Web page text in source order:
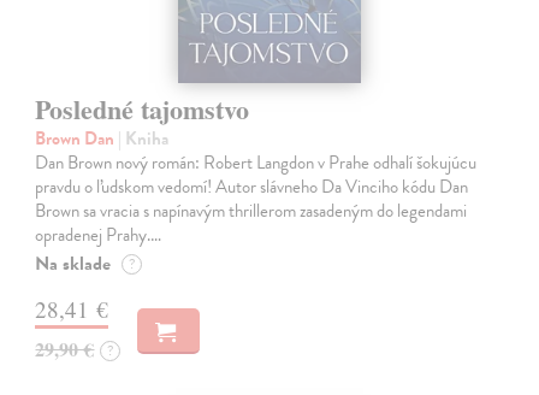
Posledné tajomstvo
Brown Dan | Kniha
Dan Brown nový román: Robert Langdon v Prahe odhalí šokujúcu
pravdu o ľudskom vedomí! Autor slávneho Da Vinciho kódu Dan
Brown sa vracia s napínavým thrillerom zasadeným do legendami
opradenej Prahy.…
Na sklade ?
28,41 €
29,90 € ?